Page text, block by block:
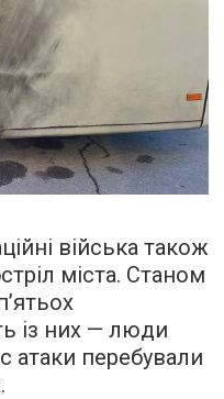
війська також
міста. Станом
із них — люди
атаки перебували